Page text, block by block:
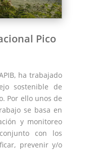
Pico
ha trabajado
sostenible de
Por ello unos de
se basa en
y monitoreo
con los
prevenir y/o